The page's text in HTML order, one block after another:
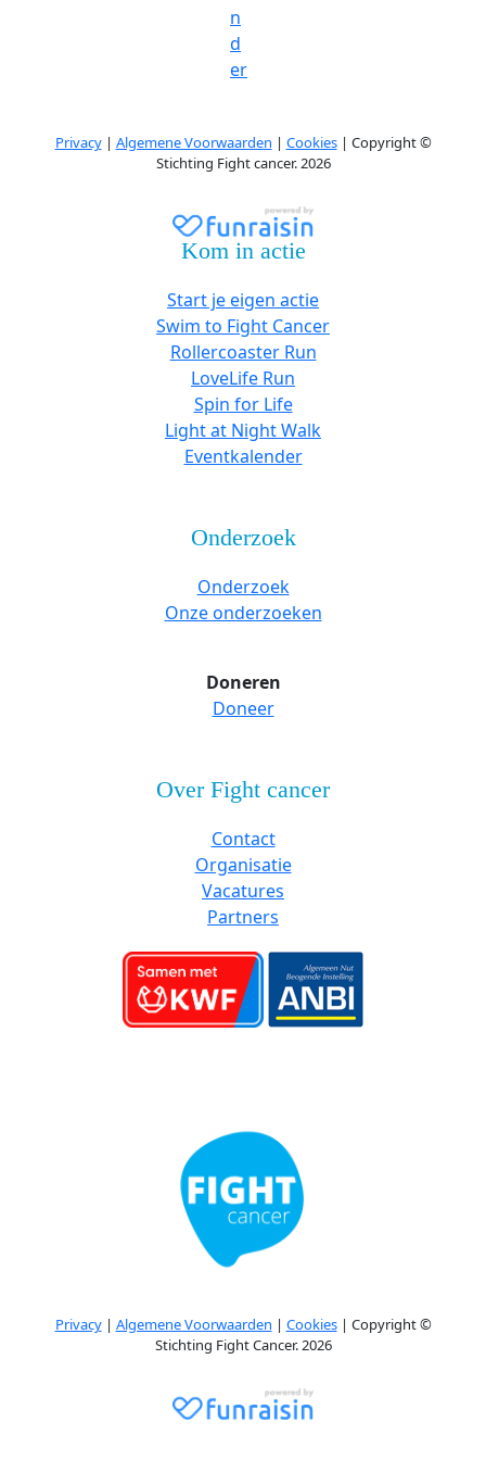
n
d
er
Privacy| Algemene Voorwaarden | Cookies| Copyright ©
Stichting Fight cancer. 2026
Kom in actie
Start je eigen actie
Swim to Fight Cancer
Rollercoaster Run
LoveLife Run
Spin for Life
Light at Night Walk
Eventkalender
Onderzoek
Onderzoek
Onze onderzoeken
Doneren
Doneer
Over Fight cancer
Contact
Organisatie
Vacatures
Partners
Privacy| Algemene Voorwaarden | Cookies| Copyright ©
Stichting Fight Cancer. 2026